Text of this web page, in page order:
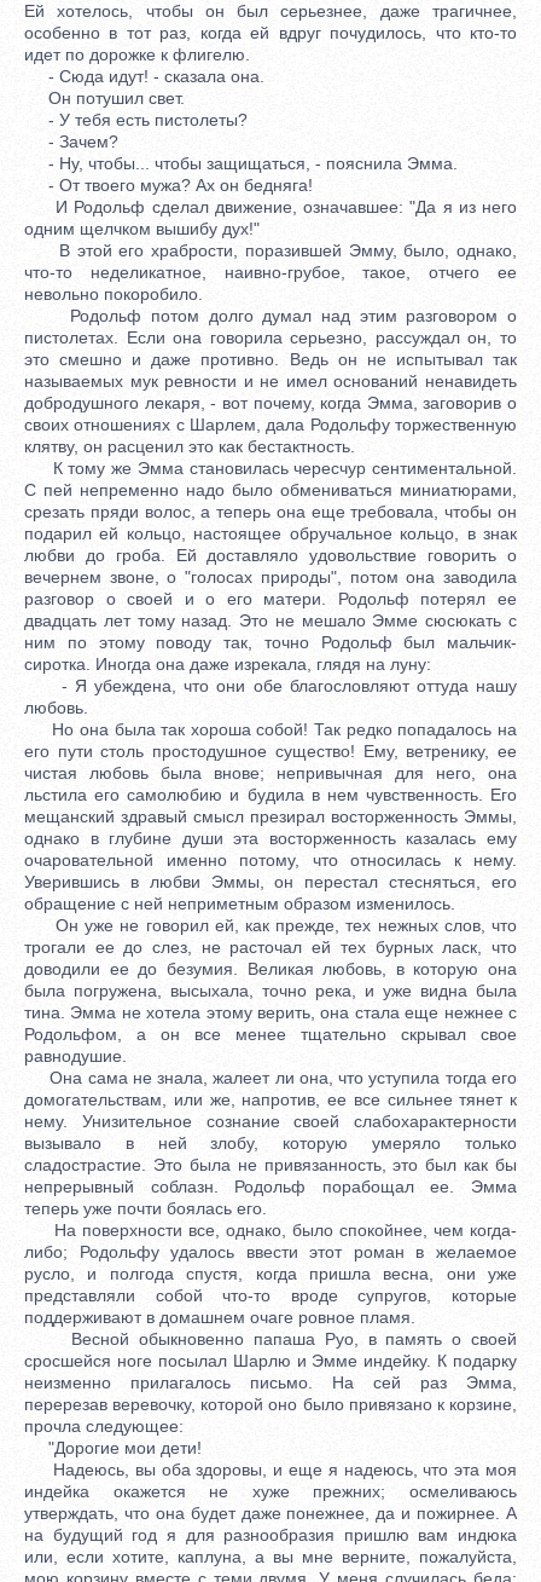
Ей хотелось, чтобы он был серьезнее, даже трагичнее,
особенно в тот раз, когда ей вдруг почудилось, что кто-то
идет по дорожке к флигелю.
- Сюда идут! - сказала она.
Он потушил свет.
- У тебя есть пистолеты?
- Зачем?
- Ну, чтобы... чтобы защищаться, - пояснила Эмма.
- От твоего мужа? Ах он бедняга!
И Родольф сделал движение, означавшее: "Да я из него
одним щелчком вышибу дух!"
В этой его храбрости, поразившей Эмму, было, однако,
что-то неделикатное, наивно-грубое, такое, отчего ее
невольно покоробило.
Родольф потом долго думал над этим разговором о
пистолетах. Если она говорила серьезно, рассуждал он, то
это смешно и даже противно. Ведь он не испытывал так
называемых мук ревности и не имел оснований ненавидеть
добродушного лекаря, - вот почему, когда Эмма, заговорив о
своих отношениях с Шарлем, дала Родольфу торжественную
клятву, он расценил это как бестактность.
К тому же Эмма становилась чересчур сентиментальной.
С пей непременно надо было обмениваться миниатюрами,
срезать пряди волос, а теперь она еще требовала, чтобы он
подарил ей кольцо, настоящее обручальное кольцо, в знак
любви до гроба. Ей доставляло удовольствие говорить о
вечернем звоне, о "голосах природы", потом она заводила
разговор о своей и о его матери. Родольф потерял ее
двадцать лет тому назад. Это не мешало Эмме сюсюкать с
ним по этому поводу так, точно Родольф был мальчик-
сиротка. Иногда она даже изрекала, глядя на луну:
- Я убеждена, что они обе благословляют оттуда нашу
любовь.
Но она была так хороша собой! Так редко попадалось на
его пути столь простодушное существо! Ему, ветренику, ее
чистая любовь была внове; непривычная для него, она
льстила его самолюбию и будила в нем чувственность. Его
мещанский здравый смысл презирал восторженность Эммы,
однако в глубине души эта восторженность казалась ему
очаровательной именно потому, что относилась к нему.
Уверившись в любви Эммы, он перестал стесняться, его
обращение с ней неприметным образом изменилось.
Он уже не говорил ей, как прежде, тех нежных слов, что
трогали ее до слез, не расточал ей тех бурных ласк, что
доводили ее до безумия. Великая любовь, в которую она
была погружена, высыхала, точно река, и уже видна была
тина. Эмма не хотела этому верить, она стала еще нежнее с
Родольфом, а он все менее тщательно скрывал свое
равнодушие.
Она сама не знала, жалеет ли она, что уступила тогда его
домогательствам, или же, напротив, ее все сильнее тянет к
нему. Унизительное сознание своей слабохарактерности
вызывало в ней злобу, которую умеряло только
сладострастие. Это была не привязанность, это был как бы
непрерывный соблазн. Родольф порабощал ее. Эмма
теперь уже почти боялась его.
На поверхности все, однако, было спокойнее, чем когда-
либо; Родольфу удалось ввести этот роман в желаемое
русло, и полгода спустя, когда пришла весна, они уже
представляли собой что-то вроде супругов, которые
поддерживают в домашнем очаге ровное пламя.
Весной обыкновенно папаша Руо, в память о своей
сросшейся ноге посылал Шарлю и Эмме индейку. К подарку
неизменно прилагалось письмо. На сей раз Эмма,
перерезав веревочку, которой оно было привязано к корзине,
прочла следующее:
"Дорогие мои дети!
Надеюсь, вы оба здоровы, и еще я надеюсь, что эта моя
индейка окажется не хуже прежних; осмеливаюсь
утверждать, что она будет даже понежнее, да и пожирнее. А
на будущий год я для разнообразия пришлю вам индюка
или, если хотите, каплуна, а вы мне верните, пожалуйста,
мою корзину вместе с теми двумя. У меня случилась беда: